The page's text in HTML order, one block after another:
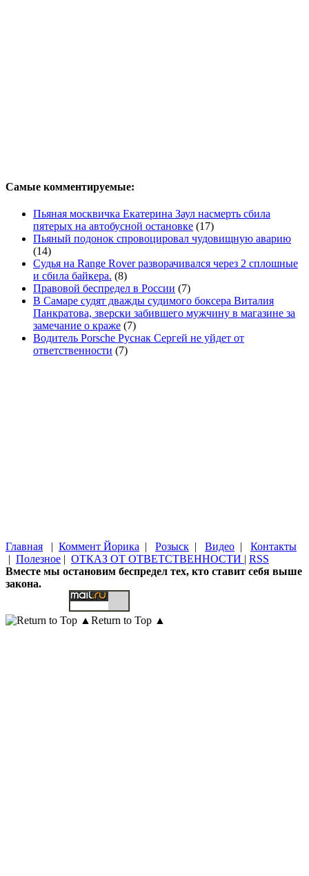
Самые комментируемые:
Пьяная москвичка Екатерина Заул насмерть сбила
пятерых на автобусной остановке (17)
Пьяный подонок спровоцировал чудовищную аварию
(14)
Судья на Range Rover разворачивался через 2 сплошные
и сбила байкера. (8)
Правовой беспредел в России (7)
В Самаре судят дважды судимого боксера Виталия
Панкратова, зверски забившего мужчину в магазине за
замечание о краже (7)
Водитель Porsche Руснак Сергей не уйдет от
ответственности (7)
Главная | Коммент Йорика | Розыск | Видео | Контакты
| Полезное | ОТКАЗ ОТ ОТВЕТСТВЕННОСТИ | RSS
Вместе мы остановим беспредел тех, кто ставит себя выше
закона.
Return to Top ▲